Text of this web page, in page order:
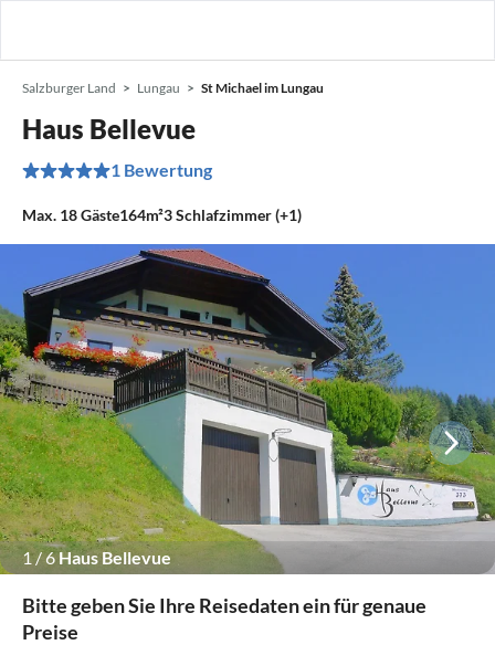
Salzburger Land Lungau St Michael im Lungau
Haus Bellevue
1 Bewertung
Max. 18Gäste164m²3Schlafzimmer (+1)
1/6 Haus Bellevue
Bitte geben Sie Ihre Reisedaten ein für genaue
Preise